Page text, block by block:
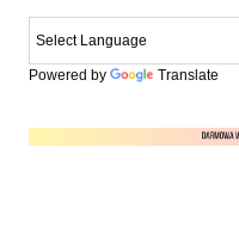
Powered by Translate